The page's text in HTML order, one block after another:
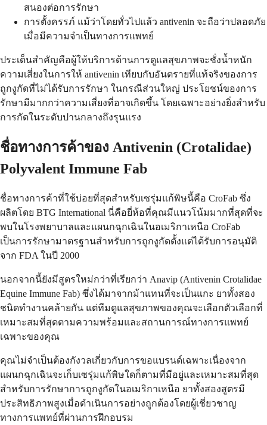
สนองต่อการรักษา
การตั้งครรภ์ แม้ว่าโดยทั่วไปแล้ว antivenin จะถือว่าปลอดภัย
เมื่อมีความจำเป็นทางการแพทย์
ประเด็นสำคัญคือผู้ให้บริการด้านการดูแลสุขภาพจะชั่งน้ำหนัก
ความเสี่ยงในการให้ antivenin เทียบกับอันตรายที่แท้จริงของการ
ถูกงูกัดที่ไม่ได้รับการรักษา ในกรณีส่วนใหญ่ ประโยชน์ของการ
รักษามีมากกว่าความเสี่ยงที่อาจเกิดขึ้น โดยเฉพาะอย่างยิ่งสำหรับ
การกัดในระดับปานกลางถึงรุนแรง
ชื่อทางการค้าของ Antivenin (Crotalidae)
Polyvalent Immune Fab
ชื่อทางการค้าที่ใช้บ่อยที่สุดสำหรับเซรุ่มแก้พิษนี้คือ CroFab ซึ่ง
ผลิตโดย BTG International นี่คือยี่ห้อที่คุณมีแนวโน้มมากที่สุดที่จะ
พบในโรงพยาบาลและแผนกฉุกเฉินในอเมริกาเหนือ CroFab
เป็นการรักษามาตรฐานสำหรับการถูกงูกัดตั้งแต่ได้รับการอนุมัติ
จาก FDA ในปี 2000
นอกจากนี้ยังมีสูตรใหม่กว่าที่เรียกว่า Anavip (Antivenin Crotalidae
Equine Immune Fab) ซึ่งได้มาจากม้าแทนที่จะเป็นแกะ ยาทั้งสอง
ชนิดทำงานคล้ายกัน แต่ทีมดูแลสุขภาพของคุณจะเลือกตัวเลือกที่
เหมาะสมที่สุดตามความพร้อมและสถานการณ์ทางการแพทย์
เฉพาะของคุณ
คุณไม่จำเป็นต้องกังวลเกี่ยวกับการขอแบรนด์เฉพาะเนื่องจาก
แผนกฉุกเฉินจะเก็บเซรุ่มแก้พิษใดก็ตามที่มีอยู่และเหมาะสมที่สุด
สำหรับการรักษาการถูกงูกัดในอเมริกาเหนือ ยาทั้งสองสูตรมี
ประสิทธิภาพสูงเมื่อดำเนินการอย่างถูกต้องโดยผู้เชี่ยวชาญ
ทางการแพทย์ที่ผ่านการฝึกอบรม